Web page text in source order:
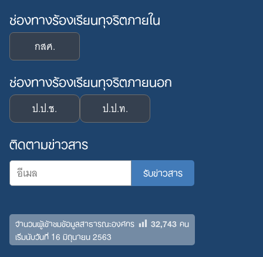
ช่องทางร้องเรียนทุจริตภายใน
กสศ.
ช่องทางร้องเรียนทุจริตภายนอก
ป.ป.ช. ป.ป.ท.
ติดตามข่าวสาร
จำนวนผู้เข้าชมข้อมูลสาธารณะองค์กร 32,743คน
เริ่มนับวันที่ 16 มิถุนายน 2563